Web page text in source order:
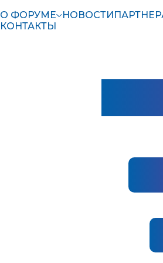
О ФОРУМЕ НОВОСТИ
КОНТАКТЫ